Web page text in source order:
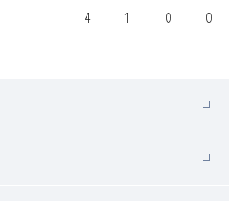
4 1 0 0